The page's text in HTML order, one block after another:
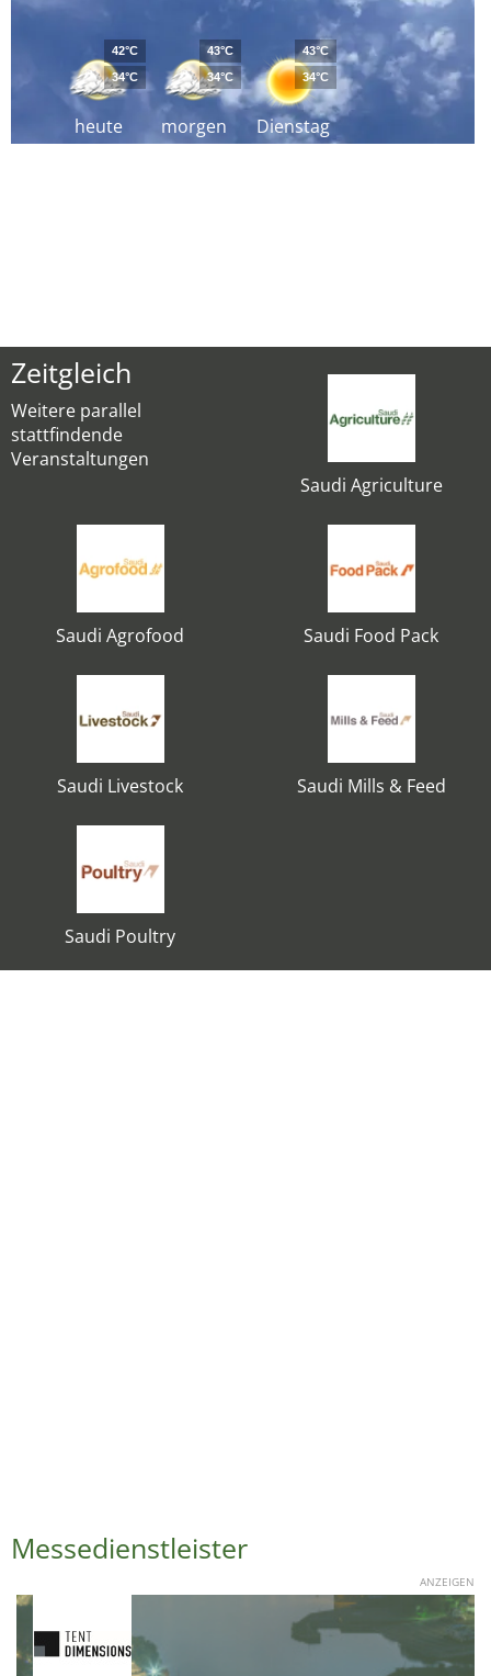
heute
42°C
34°C
morgen
43°C
34°C
Dienstag
43°C
34°C
Zeitgleich
Weitere parallel
stattfindende
Veranstaltungen
Saudi Agriculture
Saudi Agrofood Saudi Food Pack
Saudi Livestock Saudi Mills & Feed
Saudi Poultry
Messedienstleister
ANZEIGEN